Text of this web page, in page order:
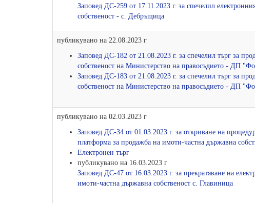
Заповед ДС-259 от 17.11.2023 г. за спечелил
собственост - с. Дебръщица
публикувано на 22.08.2023 г
Заповед ДС-182 от 21.08.2023 г. за спечелил търг за
собственост на Министерство на правосъдието - ДП
Заповед ДС-183 от 21.08.2023 г. за спечелил търг за
собственост на Министерство на правосъдието - ДП
публикувано на 02.03.2023 г
Заповед ДС-34 от 01.03.2023 г. за откриване на
платформа за продажба на имоти-частна държавна
Електронен търг
публикувано на 16.03.2023 г
Заповед ДС-47 от 16.03.2023 г. за прекратяване на
имоти-частна държавна собственост с. Главиница